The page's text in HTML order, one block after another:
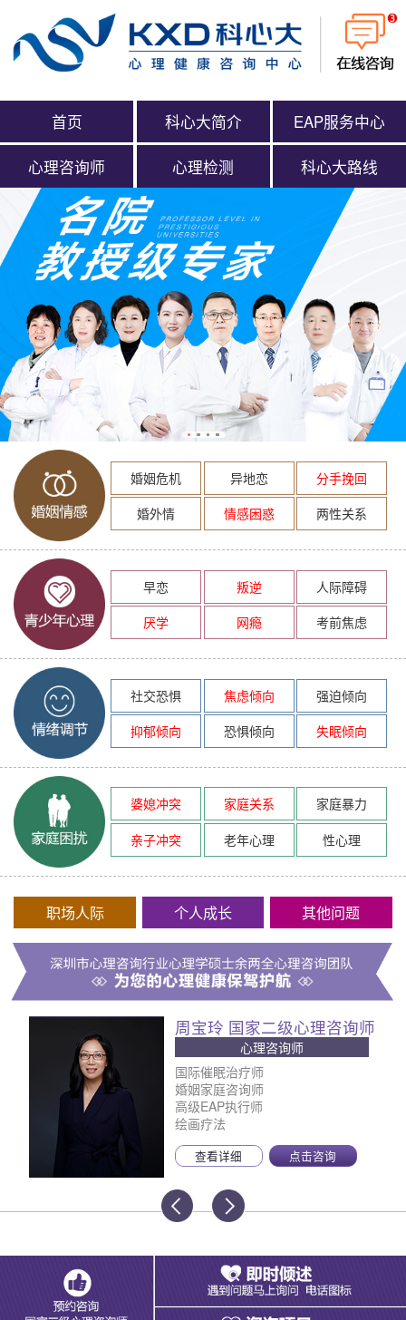
首页 科心大简介 EAP服务中心
心理咨询师 心理检测 科心大路线
婚姻危机 异地恋
分手挽回
婚外情
情感困惑 两性关系
早恋 叛逆
人际障碍
厌学
网瘾 考前焦虑
社交恐惧 焦虑倾向
强迫倾向
抑郁倾向
恐惧倾向 失眠倾向
婆媳冲突 家庭关系
家庭暴力
亲子冲突
老年心理 性心理
职场人际 个人成长 其他问题
周宝玲 国家二级心理咨询师
心理咨询师
国际催眠治疗师
婚姻家庭咨询师
高级EAP执行师
绘画疗法
查看详细 点击咨询